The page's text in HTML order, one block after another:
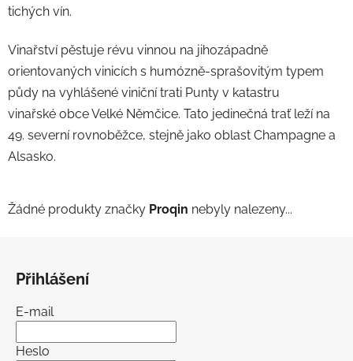
tichých vín.
Vinařství pěstuje révu vinnou na jihozápadně
orientovaných vinicích s humózně-sprašovitým typem
půdy na vyhlášené viniční trati Punty v katastru
vinařské obce Velké Němčice. Tato jedinečná trať leží na
49. severní rovnoběžce, stejně jako oblast Champagne a
Alsasko.
Žádné produkty značky Proqin nebyly nalezeny...
Přihlášení
E-mail
Heslo